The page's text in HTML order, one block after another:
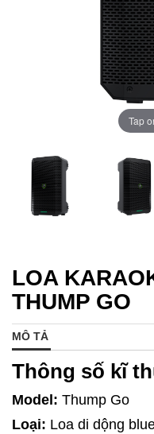
Tap
LOA
THUMP GO
MÔ TẢ
Thông số kĩ
Model: Thump Go
Loại: Loa di dộng